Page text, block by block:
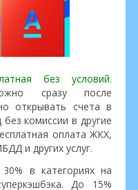
без условий.
сразу после
открывать счета в
комиссии в другие
оплата ЖКХ,
и других услуг.
в категориях на
До 15%